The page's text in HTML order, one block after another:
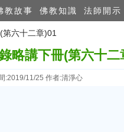
教故事 佛教知識 法師開示
六十二章)01
略講下冊(第六十二
:2019/11/25 作者:清淨心